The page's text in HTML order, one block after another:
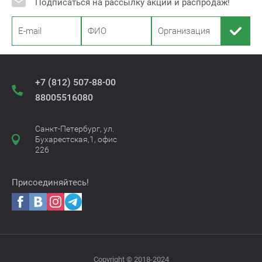
Подписаться на рассылку акций и распродаж!
+7 (812) 507-88-00
88005516080
Санкт-Петербург, ул.
Бухарестская,1, офис
226
Присоединяйтесь!
Copyright © 2018-2024